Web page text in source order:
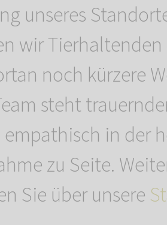
unseres
wir
noch kürzere
steht
in der
zu Seite.
Sie über unsere